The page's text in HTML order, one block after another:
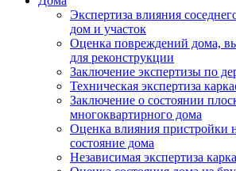
Экспертиза влияния
дом и участок
Оценка повреждений дома,
для реконструкции
Заключение экспертизы по
Техническая экспертиза
Заключение о состоянии
многоквартирного дома
Оценка влияния пристройки
состояние дома
Независимая экспертиза